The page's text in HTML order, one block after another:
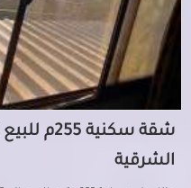
شقة سكنية
الشرقية